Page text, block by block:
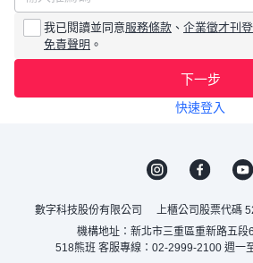
我已閱讀並同意服務條款 、 企業徵才刊
免責聲明 。
下一步
快速登入
數字科技股份有限公司 上櫃公司股票代碼
機構地址：新北市三重區重新路五
518熊班 客服專線：02-2999-2100 週一